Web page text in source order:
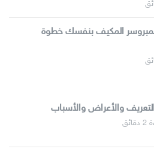
المكيف بنفسك خطوة
والأعراض والأسباب